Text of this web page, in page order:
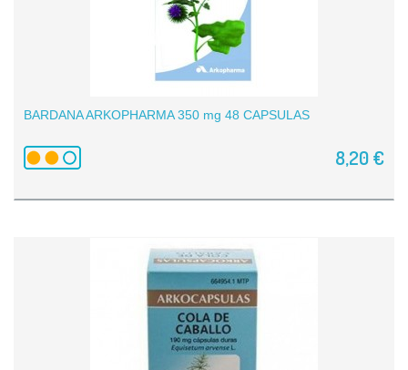
BARDANA ARKOPHARMA 350 mg 48 CAPSULAS
8,20 €